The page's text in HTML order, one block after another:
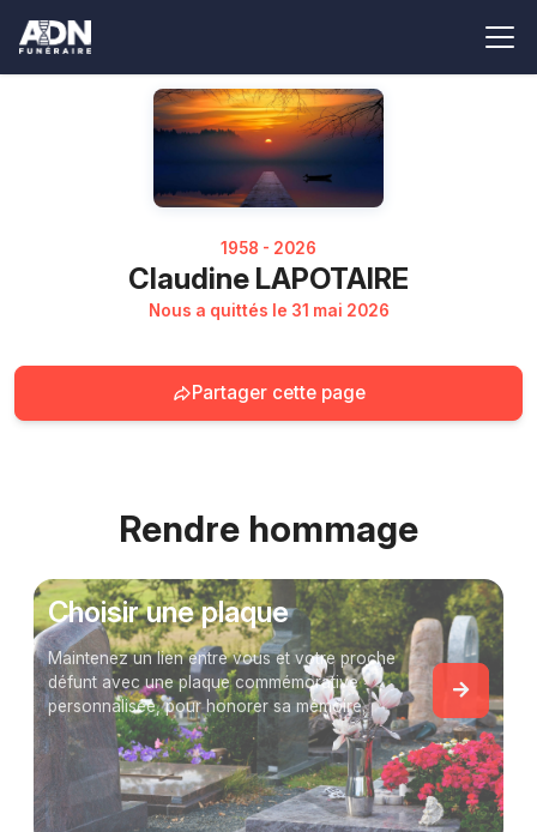
1958 - 2026
Claudine LAPOTAIRE
Nous a quittés le 31 mai 2026
Partager cette page
Rendre hommage
Choisir une plaque
Maintenez un lien entre vous et votre proche
défunt avec une plaque commémorative
personnalisée, pour honorer sa mémoire.